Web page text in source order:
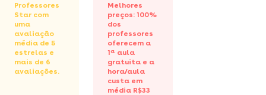
Professores
Star com
uma
avaliação
média de 5
estrelas e
mais de 6
avaliações.
Melhores
preços: 100%
dos
professores
oferecem a
1ª aula
gratuita e a
hora/aula
custa em
média R$33